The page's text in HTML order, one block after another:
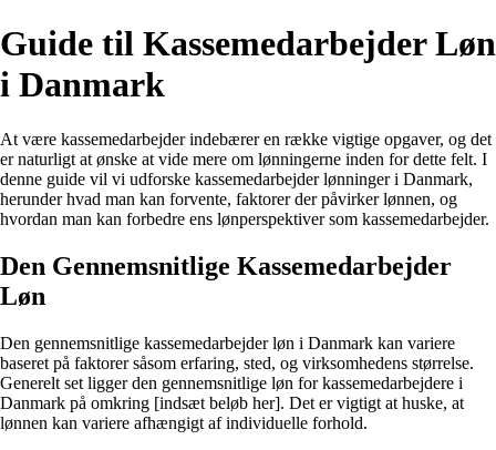
Guide til Kassemedarbejder Løn
i Danmark
At være kassemedarbejder indebærer en række vigtige opgaver, og det
er naturligt at ønske at vide mere om lønningerne inden for dette felt. I
denne guide vil vi udforske kassemedarbejder lønninger i Danmark,
herunder hvad man kan forvente, faktorer der påvirker lønnen, og
hvordan man kan forbedre ens lønperspektiver som kassemedarbejder.
Den Gennemsnitlige Kassemedarbejder
Løn
Den gennemsnitlige kassemedarbejder løn i Danmark kan variere
baseret på faktorer såsom erfaring, sted, og virksomhedens størrelse.
Generelt set ligger den gennemsnitlige løn for kassemedarbejdere i
Danmark på omkring [indsæt beløb her]. Det er vigtigt at huske, at
lønnen kan variere afhængigt af individuelle forhold.